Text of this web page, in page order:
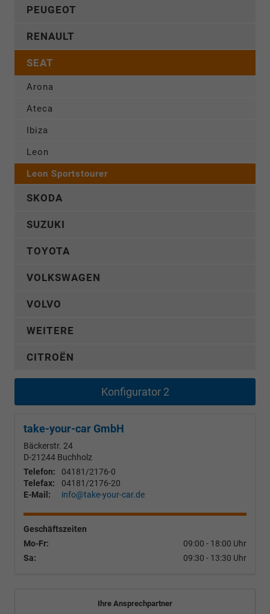
PEUGEOT
RENAULT
SEAT
Arona
Ateca
Ibiza
Leon
Leon Sportstourer
SKODA
SUZUKI
TOYOTA
VOLKSWAGEN
VOLVO
WEITERE
CITROËN
Konfigurator 2
take-your-car GmbH
Bäckerstr. 24
D-21244 Buchholz
Telefon:
04181/2176-0
Telefax:
04181/2176-20
E-Mail:
info@take-your-car.de
Geschäftszeiten
Mo-Fr:
09:00 - 18:00 Uhr
Sa:
09:30 - 13:30 Uhr
Ihre Ansprechpartner